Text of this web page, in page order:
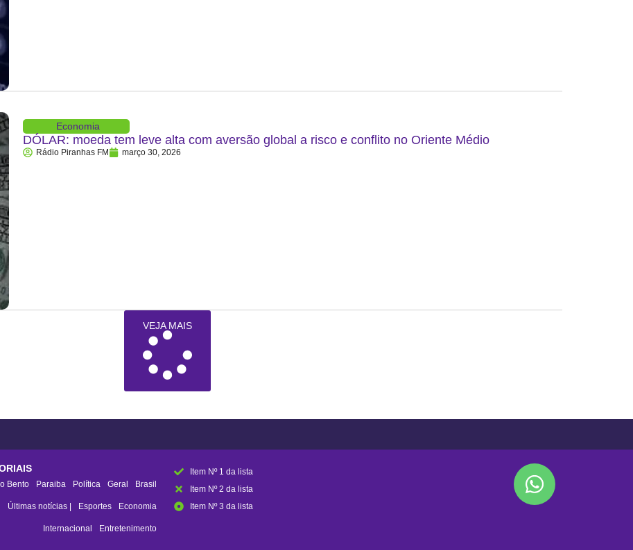
Economia
DÓLAR: moeda tem leve alta com aversão global a risco e conflito no Oriente Médio
Rádio Piranhas FM março 30, 2026
VEJA MAIS
Bento Paraiba Política Geral Brasil
Últimas notícias | Esportes Economia
Internacional Entretenimento
Item Nº 1 da lista
Item Nº 2 da lista
Item Nº 3 da lista